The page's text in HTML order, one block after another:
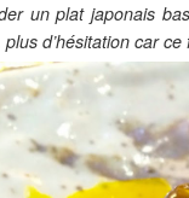
un plat japonais
d’hésitation car ce